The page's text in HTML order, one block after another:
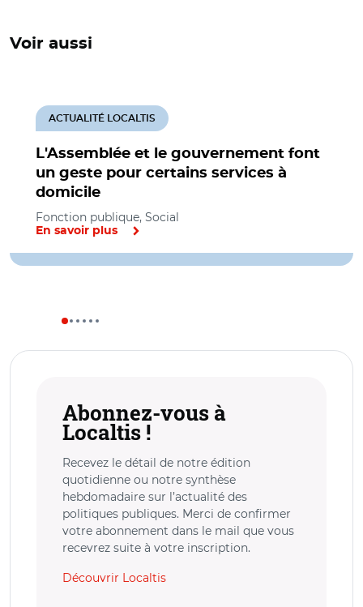
Voir aussi
L'Assemblée et le gouvernement font
un geste pour certains services à
domicile
ACTUALITÉ LOCALTIS
Fonction publique, Social
En savoir plus
Abonnez-vous à
Localtis !
Recevez le détail de notre édition
quotidienne ou notre synthèse
hebdomadaire sur l’actualité des
politiques publiques. Merci de confirmer
votre abonnement dans le mail que vous
recevrez suite à votre inscription.
Découvrir Localtis